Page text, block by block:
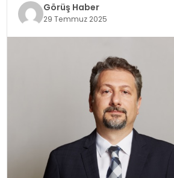
Görüş Haber
29 Temmuz 2025